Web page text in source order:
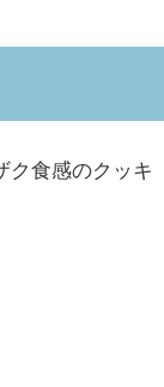
ク食感のクッキ